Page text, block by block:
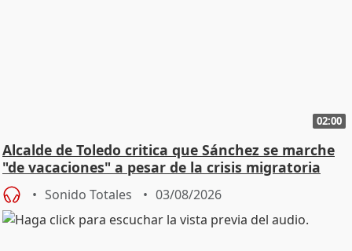
02:00
Alcalde de Toledo critica que Sánchez se marche
"de vacaciones" a pesar de la crisis migratoria
Sonido Totales 03/08/2026